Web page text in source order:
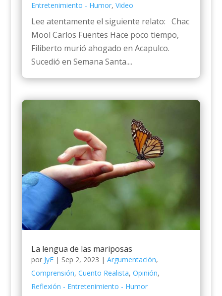
Entretenimiento - Humor, Video
Lee atentamente el siguiente relato: Chac
Mool Carlos Fuentes Hace poco tiempo,
Filiberto murió ahogado en Acapulco.
Sucedió en Semana Santa....
La lengua de las mariposas
por JyE| Sep 2, 2023 | Argumentación,
Comprensión, Cuento Realista, Opinión,
Reflexión - Entretenimiento - Humor